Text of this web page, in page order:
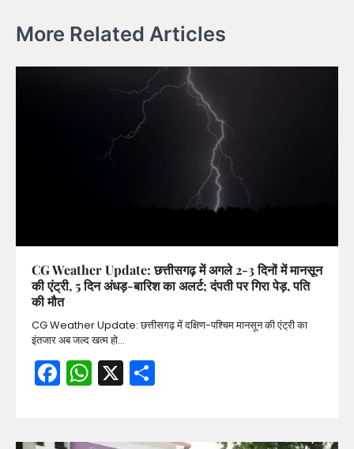
More Related Articles
CG Weather Update: छत्तीसगढ़ में अगले 2-3 दिनों में मानसून
की एंट्री, 5 दिन अंधड़-बारिश का अलर्ट; दंपती पर गिरा पेड़, पति
की मौत
CG Weather Update: छत्तीसगढ़ में दक्षिण-पश्चिम मानसून की एंट्री का
इंतजार अब जल्द खत्म हो…
Facebook
WhatsApp
X